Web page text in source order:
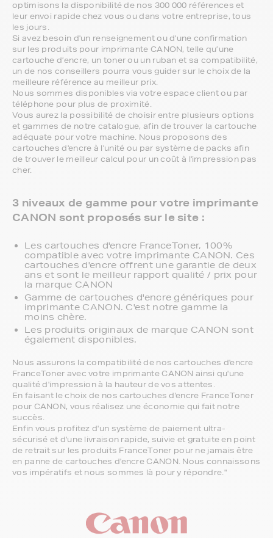
optimisons la disponibilité de nos 300 000 références et
leur envoi rapide chez vous ou dans votre entreprise, tous
les jours.
Si avez besoin d'un renseignement ou d'une confirmation
sur les produits pour imprimante CANON, telle qu’une
cartouche d’encre, un toner ou un ruban et sa compatibilité,
un de nos conseillers pourra vous guider sur le choix de la
meilleure référence au meilleur prix.
Nous sommes disponibles via votre espace client ou par
téléphone pour plus de proximité.
Vous aurez la possibilité de choisir entre plusieurs options
et gammes de notre catalogue, afin de trouver la cartouche
adéquate pour votre machine. Nous proposons des
cartouches d'encre à l'unité ou par système de packs afin
de trouver le meilleur calcul pour un coût à l'impression pas
cher.
3 niveaux de gamme pour votre imprimante
CANON sont proposés sur le site :
Les cartouches d'encre FranceToner, 100%
compatible avec votre imprimante CANON. Ces
cartouches d'encre offrent une garantie de deux
ans et sont le meilleur rapport qualité / prix pour
la marque CANON
Gamme de cartouches d'encre génériques pour
imprimante CANON. C'est notre gamme la
moins chère.
Les produits originaux de marque CANON sont
également disponibles.
Nous assurons la compatibilité de nos cartouches d'encre
FranceToner avec votre imprimante CANON ainsi qu'une
qualité d'impression à la hauteur de vos attentes.
En faisant le choix de nos cartouches d'encre FranceToner
pour CANON, vous réalisez une économie qui fait notre
succès.
Enfin vous profitez d'un système de paiement ultra-
sécurisé et d'une livraison rapide, suivie et gratuite en point
de retrait sur les produits FranceToner pour ne jamais être
en panne de cartouches d'encre CANON. Nous connaissons
vos impératifs et nous sommes là pour y répondre."